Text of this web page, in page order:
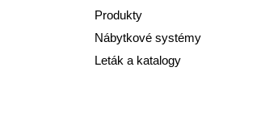
Produkty
Nábytkové systémy
Leták a katalogy